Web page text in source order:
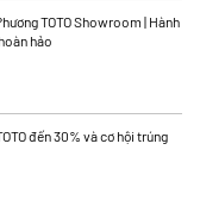
TOTO Showroom | Hành
hảo
đến 30% và cơ hội trúng